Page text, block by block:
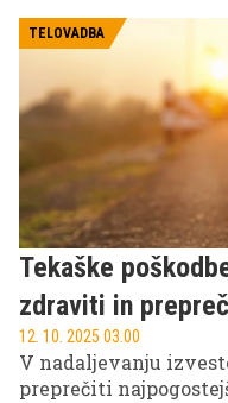
TELOVADBA
Tekaške
zdraviti in
12. 10. 2025 03.00
V nadaljevanju
preprečiti